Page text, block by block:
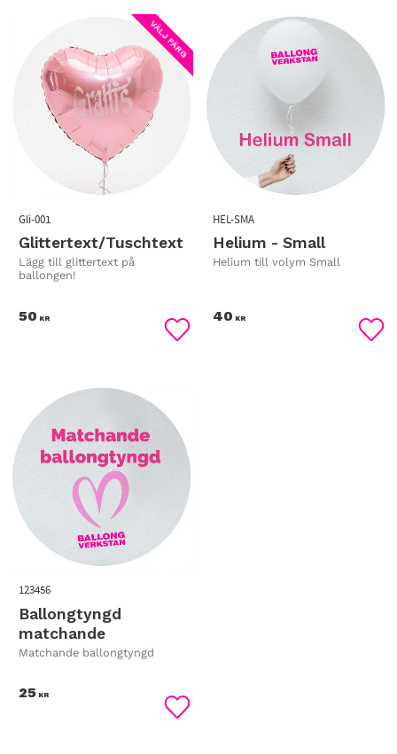
Glittertext/Tuschtext
Lägg till glittertext på
ballongen!
Gli-001
50 KR
VÄLJ FÄRG
Lägg till i favoriter
Helium - Small
Helium till volym Small
HEL-SMA
40 KR
Ballongtyngd
matchande
Matchande ballongtyngd
123456
25 KR
Lägg till i favoriter